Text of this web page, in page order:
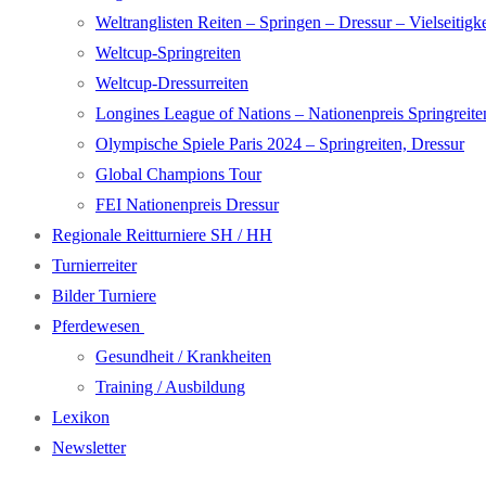
Weltranglisten Reiten – Springen – Dressur –
Weltcup-Springreiten
Weltcup-Dressurreiten
Longines League of Nations – Nationenpreis
Olympische Spiele Paris 2024 – Springreiten, Dressur
Global Champions Tour
FEI Nationenpreis Dressur
Regionale Reitturniere SH / HH
Turnierreiter
Bilder Turniere
Pferdewesen
Gesundheit / Krankheiten
Training / Ausbildung
Lexikon
Newsletter